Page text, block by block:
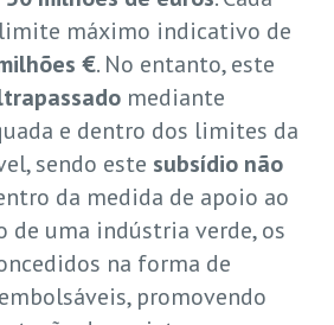
máximo indicativo de
€. No entanto, este
mediante
e dentro dos limites da
sendo este subsídio não
da medida de apoio ao
de uma indústria verde, os
na forma de
promovendo